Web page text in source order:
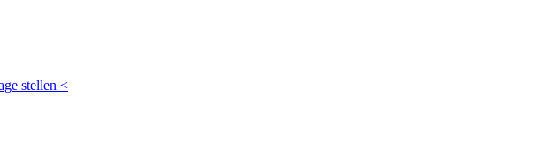
stellen <